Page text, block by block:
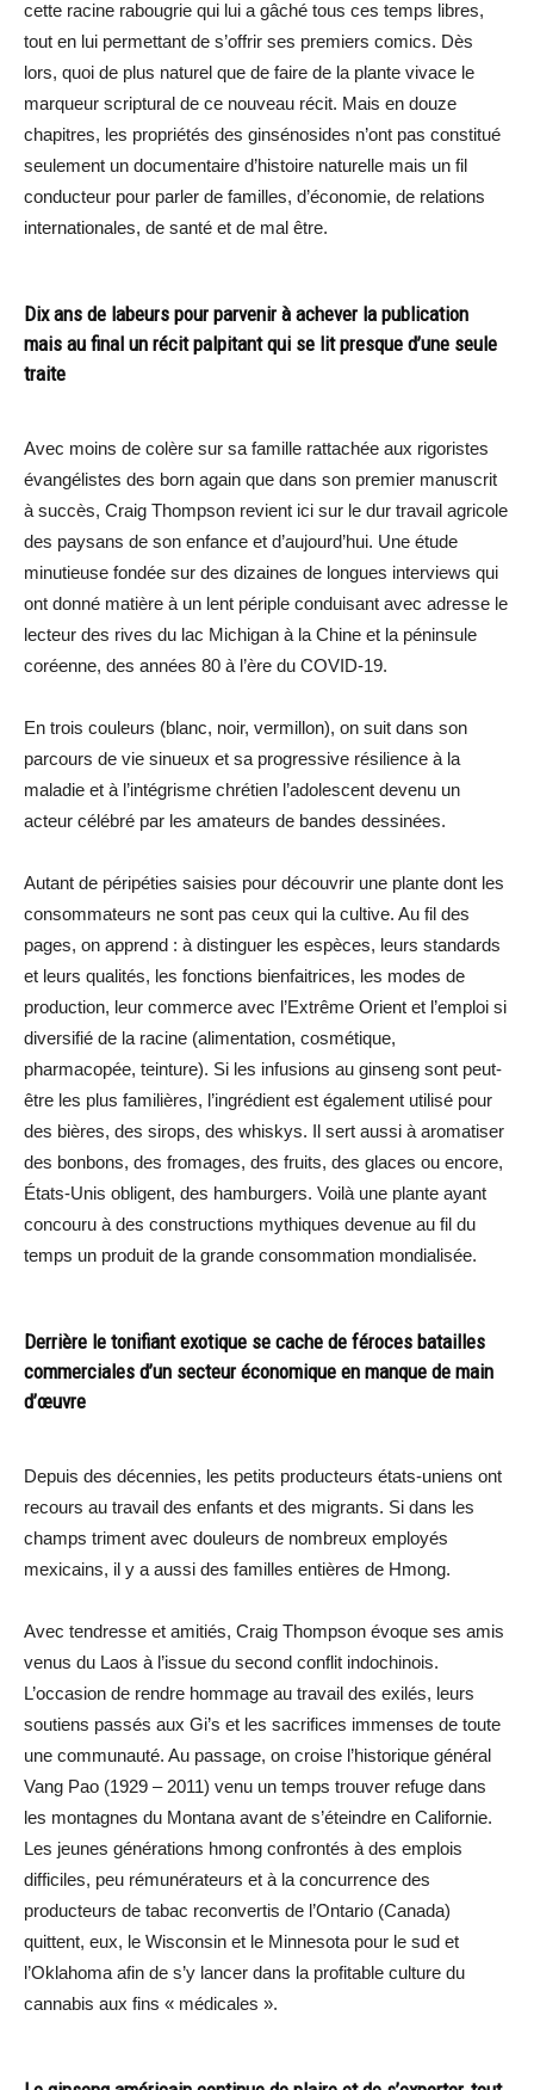
cette racine rabougrie qui lui a gâché tous ces temps libres,
tout en lui permettant de s’offrir ses premiers comics. Dès
lors, quoi de plus naturel que de faire de la plante vivace le
marqueur scriptural de ce nouveau récit. Mais en douze
chapitres, les propriétés des ginsénosides n’ont pas constitué
seulement un documentaire d’histoire naturelle mais un fil
conducteur pour parler de familles, d’économie, de relations
internationales, de santé et de mal être.
Dix ans de labeurs pour parvenir à achever la publication
mais au final un récit palpitant qui se lit presque d’une seule
traite
Avec moins de colère sur sa famille rattachée aux rigoristes
évangélistes des born again que dans son premier manuscrit
à succès, Craig Thompson revient ici sur le dur travail agricole
des paysans de son enfance et d’aujourd’hui. Une étude
minutieuse fondée sur des dizaines de longues interviews qui
ont donné matière à un lent périple conduisant avec adresse le
lecteur des rives du lac Michigan à la Chine et la péninsule
coréenne, des années 80 à l’ère du COVID-19.
En trois couleurs (blanc, noir, vermillon), on suit dans son
parcours de vie sinueux et sa progressive résilience à la
maladie et à l’intégrisme chrétien l’adolescent devenu un
acteur célébré par les amateurs de bandes dessinées.
Autant de péripéties saisies pour découvrir une plante dont les
consommateurs ne sont pas ceux qui la cultive. Au fil des
pages, on apprend : à distinguer les espèces, leurs standards
et leurs qualités, les fonctions bienfaitrices, les modes de
production, leur commerce avec l’Extrême Orient et l’emploi si
diversifié de la racine (alimentation, cosmétique,
pharmacopée, teinture). Si les infusions au ginseng sont peut-
être les plus familières, l’ingrédient est également utilisé pour
des bières, des sirops, des whiskys. Il sert aussi à aromatiser
des bonbons, des fromages, des fruits, des glaces ou encore,
États-Unis obligent, des hamburgers. Voilà une plante ayant
concouru à des constructions mythiques devenue au fil du
temps un produit de la grande consommation mondialisée.
Derrière le tonifiant exotique se cache de féroces batailles
commerciales d’un secteur économique en manque de main
d’œuvre
Depuis des décennies, les petits producteurs états-uniens ont
recours au travail des enfants et des migrants. Si dans les
champs triment avec douleurs de nombreux employés
mexicains, il y a aussi des familles entières de Hmong.
Avec tendresse et amitiés, Craig Thompson évoque ses amis
venus du Laos à l’issue du second conflit indochinois.
L’occasion de rendre hommage au travail des exilés, leurs
soutiens passés aux Gi’s et les sacrifices immenses de toute
une communauté. Au passage, on croise l’historique général
Vang Pao (1929 – 2011) venu un temps trouver refuge dans
les montagnes du Montana avant de s’éteindre en Californie.
Les jeunes générations hmong confrontés à des emplois
difficiles, peu rémunérateurs et à la concurrence des
producteurs de tabac reconvertis de l’Ontario (Canada)
quittent, eux, le Wisconsin et le Minnesota pour le sud et
l’Oklahoma afin de s’y lancer dans la profitable culture du
cannabis aux fins « médicales ».